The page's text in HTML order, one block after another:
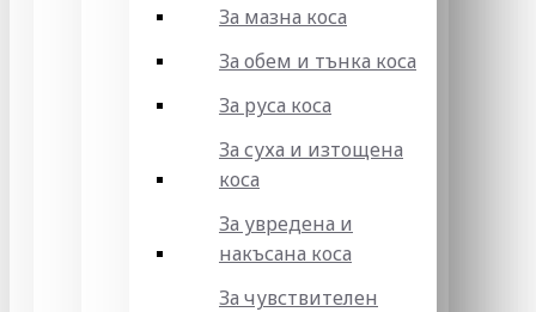
За мазна коса
За обем и тънка коса
За руса коса
За суха и изтощена
коса
За увредена и
накъсана коса
За чувствителен